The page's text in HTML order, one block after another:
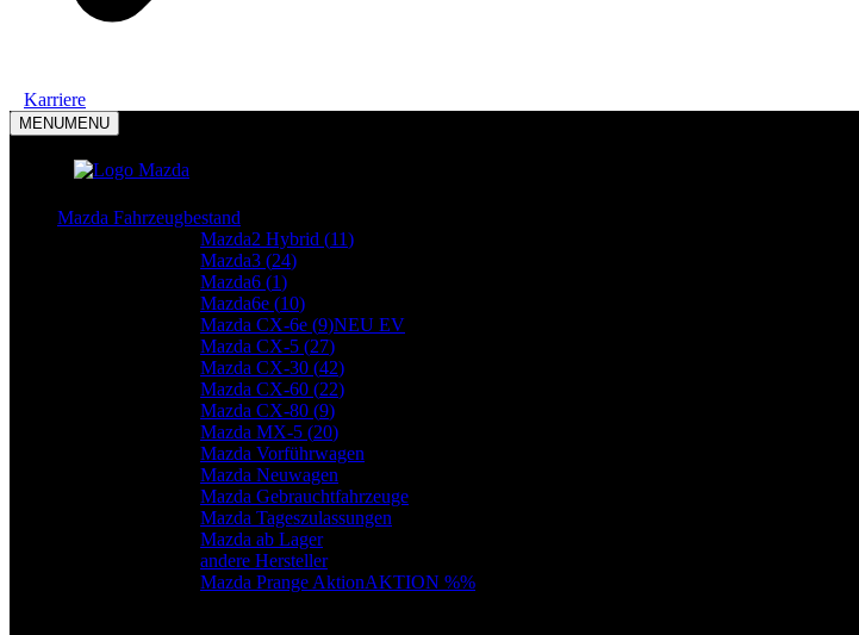
Karriere
MENUMENU
Mazda Fahrzeugbestand
Mazda2 Hybrid (11)
Mazda3 (24)
Mazda6 (1)
Mazda6e (10)
Mazda CX-6e (9)NEU EV
Mazda CX-5 (27)
Mazda CX-30 (42)
Mazda CX-60 (22)
Mazda CX-80 (9)
Mazda MX-5 (20)
Mazda Vorführwagen
Mazda Neuwagen
Mazda Gebrauchtfahrzeuge
Mazda Tageszulassungen
Mazda ab Lager
andere Hersteller
Mazda Prange AktionAKTION %%